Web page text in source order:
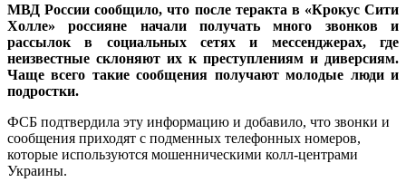
МВД России сообщило, что после теракта в «Крокус Сити
Холле» россияне начали получать много звонков и
рассылок в социальных сетях и мессенджерах, где
неизвестные склоняют их к преступлениям и диверсиям.
Чаще всего такие сообщения получают молодые люди и
подростки.
ФСБ подтвердила эту информацию и добавило, что звонки и
сообщения приходят с подменных телефонных номеров,
которые используются мошенническими колл-центрами
Украины.